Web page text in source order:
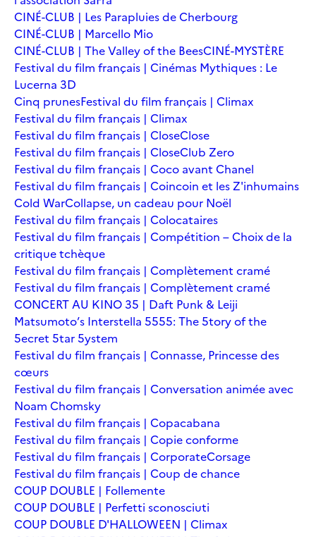
CINÉ-CLUB | Les Parapluies de Cherbourg
CINÉ-CLUB | Marcello Mio
CINÉ-CLUB | The Valley of the BeesCINÉ-MYSTÈRE
Festival du film français | Cinémas Mythiques : Le
Lucerna 3D
Cinq prunesFestival du film français | Climax
Festival du film français | Climax
Festival du film français | CloseClose
Festival du film français | CloseClub Zero
Festival du film français | Coco avant Chanel
Festival du film français | Coincoin et les Z'inhumains
Cold WarCollapse, un cadeau pour Noël
Festival du film français | Colocataires
Festival du film français | Compétition – Choix de la
critique tchèque
Festival du film français | Complètement cramé
Festival du film français | Complètement cramé
CONCERT AU KINO 35 | Daft Punk & Leiji
Matsumoto’s Interstella 5555: The 5tory of the
5ecret 5tar 5ystem
Festival du film français | Connasse, Princesse des
cœurs
Festival du film français | Conversation animée avec
Noam Chomsky
Festival du film français | Copacabana
Festival du film français | Copie conforme
Festival du film français | CorporateCorsage
Festival du film français | Coup de chance
COUP DOUBLE | Follemente
COUP DOUBLE | Perfetti sconosciuti
COUP DOUBLE D'HALLOWEEN | Climax